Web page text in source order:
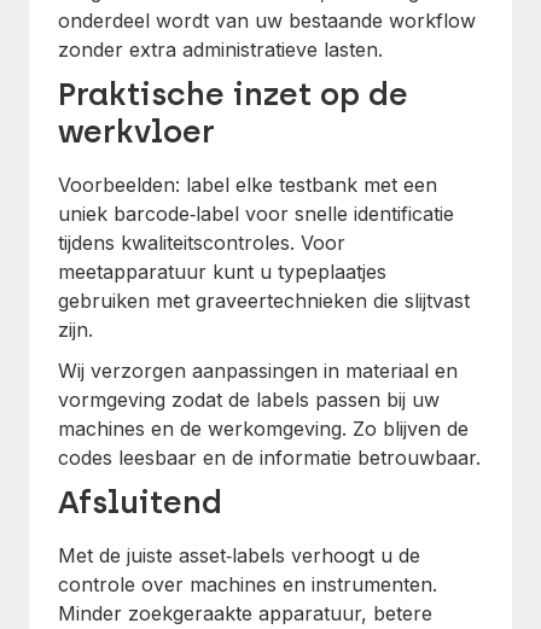
onderdeel wordt van uw bestaande workflow
zonder extra administratieve lasten.
Praktische inzet op de
werkvloer
Voorbeelden: label elke testbank met een
uniek barcode‑label voor snelle identificatie
tijdens kwaliteitscontroles. Voor
meetapparatuur kunt u typeplaatjes
gebruiken met graveertechnieken die slijtvast
zijn.
Wij verzorgen aanpassingen in materiaal en
vormgeving zodat de labels passen bij uw
machines en de werkomgeving. Zo blijven de
codes leesbaar en de informatie betrouwbaar.
Afsluitend
Met de juiste asset‑labels verhoogt u de
controle over machines en instrumenten.
Minder zoekgeraakte apparatuur, betere